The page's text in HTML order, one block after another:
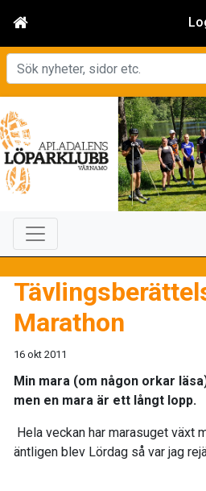
Marathon
16 okt 2011
Min mara (om någon orkar
men en mara är ett långt lopp.
Hela veckan har marasuget växt
äntligen blev Lördag så var jag